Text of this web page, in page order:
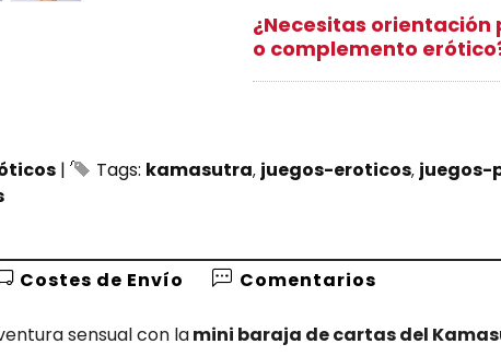
¿Necesitas
o complemento
| Tags: kamasutra juegos-eroticos juegos-
Costes de Envío Comentarios
sensual con lamini baraja de cartas del